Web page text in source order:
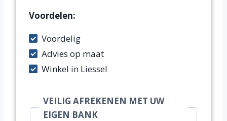
10
Voordelen:
Voordelig
Advies op maat
Winkel in Liessel
VEILIG AFREKENEN MET UW
EIGEN BANK